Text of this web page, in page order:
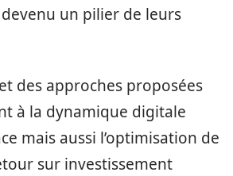
un pilier de leurs
des approches proposées
à la dynamique digitale
mais aussi l’optimisation de
sur investissement